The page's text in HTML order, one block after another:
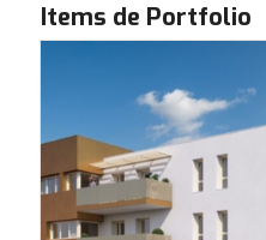
Items de Portfolio